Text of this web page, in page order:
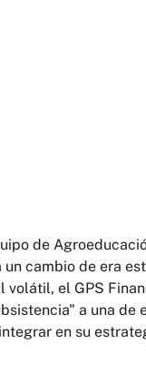
de
cambio de era
el GPS
a una de
en su